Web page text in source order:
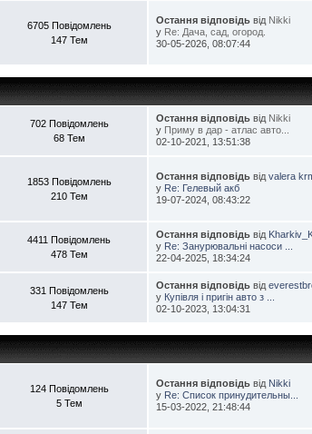
6705 Повідомлень
147 Тем
Остання відповідьвід Nikki
у Re: Дача, сад, огород.
30-05-2026, 08:07:44
702 Повідомлень
68 Тем
Остання відповідьвід Nikki
у Приму в дар - атлас авто...
02-10-2021, 13:51:38
1853 Повідомлень
210 Тем
Остання відповідьвід valera
у Re: Гелевый акб
19-07-2024, 08:43:22
4411 Повідомлень
478 Тем
Остання відповідьвід
у Re: Занурювальні насоси ...
22-04-2025, 18:34:24
331 Повідомлень
147 Тем
Остання відповідьвід
у Купівля і пригін авто з ...
02-10-2023, 13:04:31
124 Повідомлень
5 Тем
Остання відповідьвід Nikki
у Re: Список принудительны...
15-03-2022, 21:48:44